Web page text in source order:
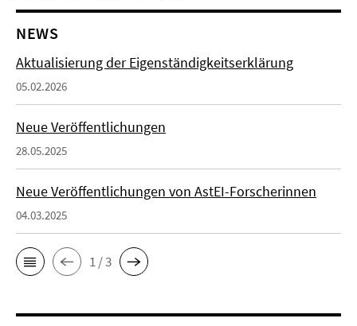
NEWS
Aktualisierung der Eigenständigkeitserklärung
05.02.2026
Neue Veröffentlichungen
28.05.2025
Neue Veröffentlichungen von AstEI-Forscherinnen
04.03.2025
1 / 3